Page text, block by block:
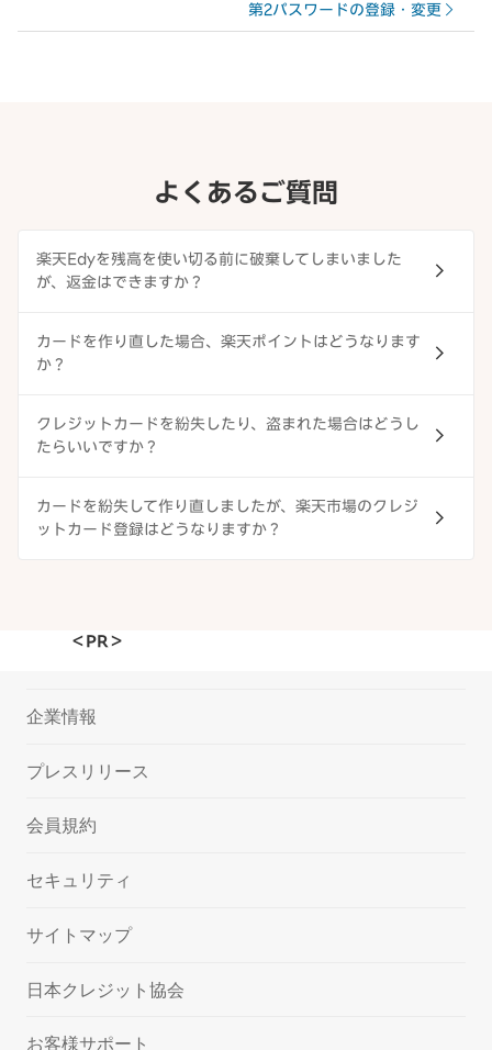
第2パスワードの登録・変更
よくあるご質問
楽天Edyを残高を使い切る前に破棄してしまいました
が、返金はできますか？
カードを作り直した場合、楽天ポイントはどうなります
か？
クレジットカードを紛失したり、盗まれた場合はどうし
たらいいですか？
カードを紛失して作り直しましたが、楽天市場のクレジ
ットカード登録はどうなりますか？
＜PR＞
企業情報
プレスリリース
会員規約
セキュリティ
サイトマップ
日本クレジット協会
お客様サポート